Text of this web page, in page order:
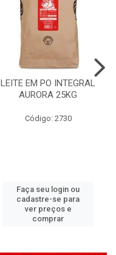
LEITE EM PO INTEGRAL
AURORA 25KG
Código: 2730
Faça seu login ou
cadastre-se para
ver preços e
comprar